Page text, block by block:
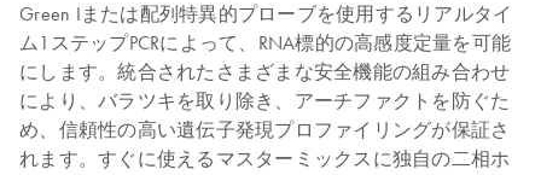
Green Iまたは配列特異的プローブを使用するリアルタイ
ム1ステップPCRによって、RNA標的の高感度定量を可能
にします。統合されたさまざまな安全機能の組み合わせ
により、バラツキを取り除き、アーチファクトを防ぐた
め、信頼性の高い遺伝子発現プロファイリングが保証さ
れます。すぐに使えるマスターミックスに独自の二相ホ